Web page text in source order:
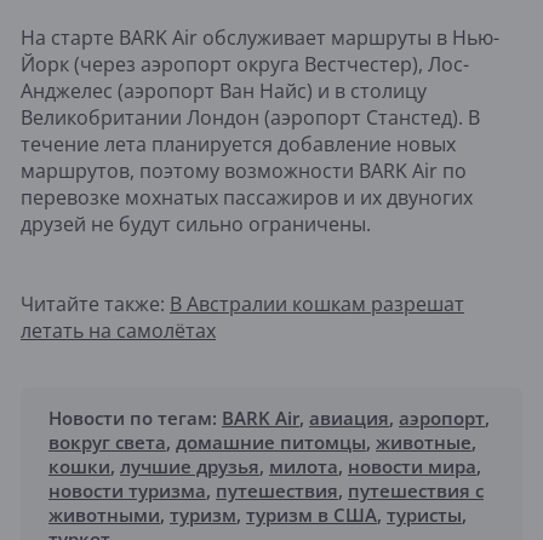
На старте BARK Air обслуживает маршруты в Нью-
Йорк (через аэропорт округа Вестчестер), Лос-
Анджелес (аэропорт Ван Найс) и в столицу
Великобритании Лондон (аэропорт Станстед). В
течение лета планируется добавление новых
маршрутов, поэтому возможности BARK Air по
перевозке мохнатых пассажиров и их двуногих
друзей не будут сильно ограничены.
Читайте также: В Австралии кошкам разрешат
летать на самолётах
Новости по тегам: BARK Air, авиация, аэропорт,
вокруг света, домашние питомцы, животные,
кошки, лучшие друзья, милота, новости мира,
новости туризма, путешествия, путешествия с
животными, туризм, туризм в США, туристы,